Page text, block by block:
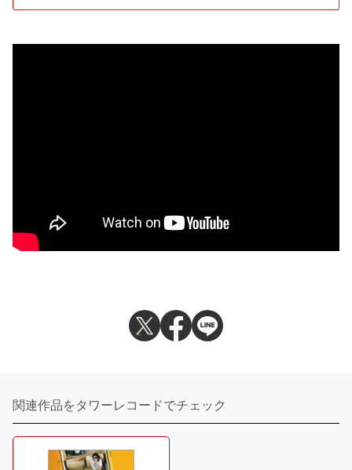
関連作品をタワーレコードでチェック